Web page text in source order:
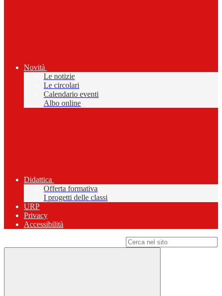
Novità
Le notizie
Le circolari
Calendario eventi
Albo online
Didattica
Offerta formativa
I progetti delle classi
URP
Privacy
Accessibilità